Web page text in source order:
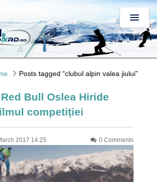
Posts tagged “clubul alpin valea jiului”
Red Bull Oslea Hiride
competiției
2017 14:25 0 Comments